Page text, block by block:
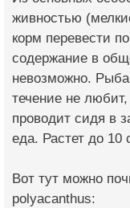
живностью
корм перевести
содержание в
невозможно.
течение не
проводит сидя в
еда. Растет до 10
Вот тут можно
polyacanthus: